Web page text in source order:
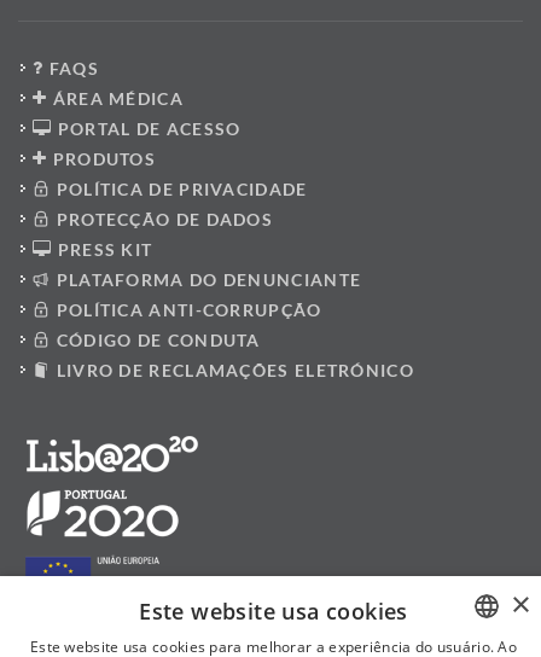
FAQS
ÁREA MÉDICA
PORTAL DE ACESSO
PRODUTOS
POLÍTICA DE PRIVACIDADE
PROTECÇÃO DE DADOS
PRESS KIT
PLATAFORMA DO DENUNCIANTE
POLÍTICA ANTI-CORRUPÇÃO
CÓDIGO DE CONDUTA
LIVRO DE RECLAMAÇÕES ELETRÓNICO
×
Este website usa cookies
Este website usa cookies para melhorar a experiência do usuário. Ao